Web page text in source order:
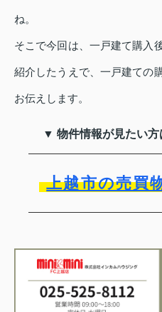
ね。
そこで今回は、一戸建て購入
紹介したうえで、一戸建ての
お伝えします。
▼ 物件情報が見たい
上越市の売買